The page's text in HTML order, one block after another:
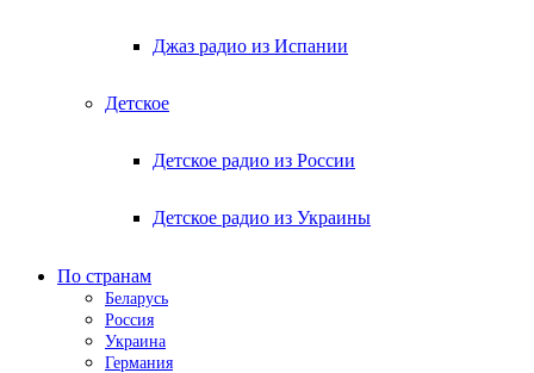
Джаз радио из Испании
Детское
Детское радио из России
Детское радио из Украины
По странам
Беларусь
Россия
Украина
Германия